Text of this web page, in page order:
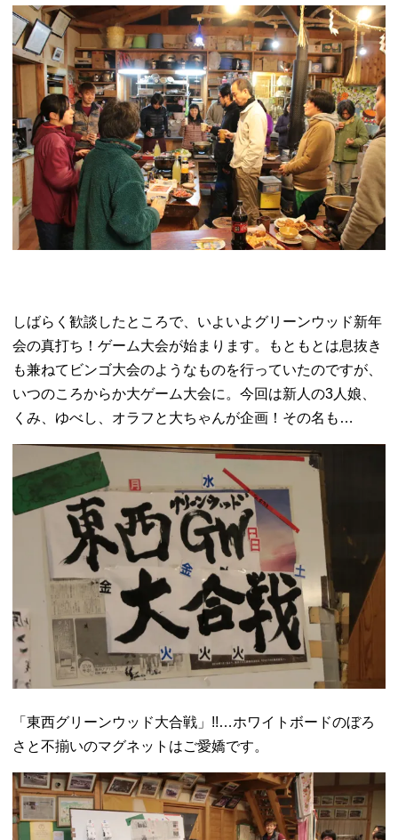
しばらく歓談したところで、いよいよグリーンウッド新年
会の真打ち！ゲーム大会が始まります。もともとは息抜き
も兼ねてビンゴ大会のようなものを行っていたのですが、
いつのころからか大ゲーム大会に。今回は新人の3人娘、
くみ、ゆべし、オラフと大ちゃんが企画！その名も…
「東西グリーンウッド大合戦」!!…ホワイトボードのぼろ
さと不揃いのマグネットはご愛嬌です。